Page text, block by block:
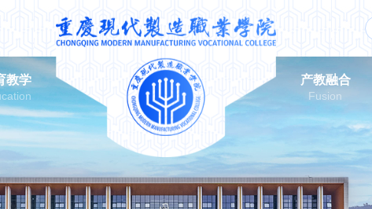
教学 产教融合
Fusion